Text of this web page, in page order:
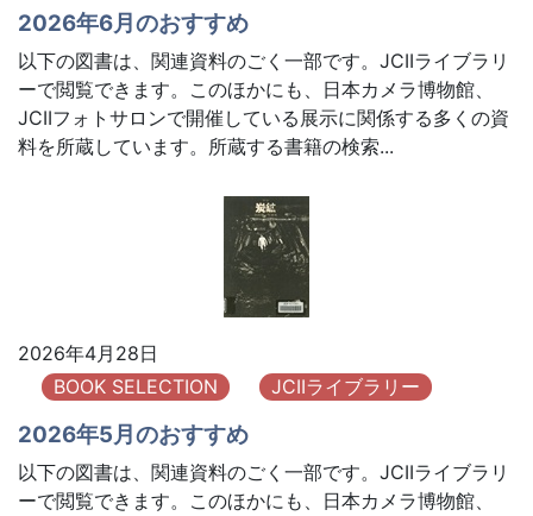
2026年6月のおすすめ
以下の図書は、関連資料のごく一部です。JCIIライブラリ
ーで閲覧できます。このほかにも、日本カメラ博物館、
JCIIフォトサロンで開催している展示に関係する多くの資
料を所蔵しています。所蔵する書籍の検索...
2026年4月28日
BOOK SELECTION
JCIIライブラリー
2026年5月のおすすめ
以下の図書は、関連資料のごく一部です。JCIIライブラリ
ーで閲覧できます。このほかにも、日本カメラ博物館、